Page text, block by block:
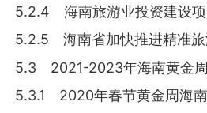
5.2.4 海南旅游业投资建设项
5.2.5 海南省加快推进精准旅
5.3 2021-2023年海南黄金
5.3.1 2020年春节黄金周海